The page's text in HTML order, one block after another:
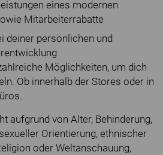
eines modernen
Mitarbeiterrabatte
deiner persönlichen und
Möglichkeiten, um dich
Ob innerhalb der Stores oder in
aufgrund von Alter, Behinderung,
Orientierung, ethnischer
oder Weltanschauung,